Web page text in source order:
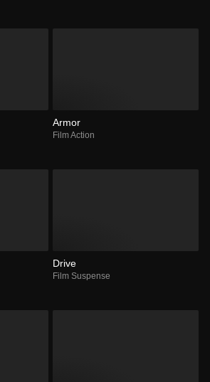
Armor
Film Action
Drive
Film Suspense